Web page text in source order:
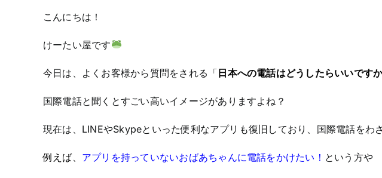
こんにちは！
けーたい屋です
今日は、よくお客様から質問をされる「日本への電話はどうしたらいいです
国際電話と聞くとすごい高いイメージがありますよね？
現在は、LINEやSkypeといった便利なアプリも復旧しており、国際電話をわ
例えば、 アプリを持っていないおばあちゃんに電話をかけたい！ という方や